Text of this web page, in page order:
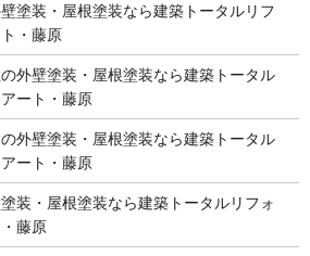
塗装・屋根塗装なら建築トータルリフ
・藤原
外壁塗装・屋根塗装なら建築トータル
ート・藤原
外壁塗装・屋根塗装なら建築トータル
ート・藤原
装・屋根塗装なら建築トータルリフォ
藤原